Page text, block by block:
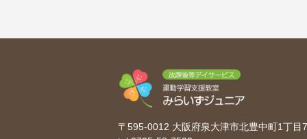
〒595-0012 大阪府泉大津市北豊中町1丁